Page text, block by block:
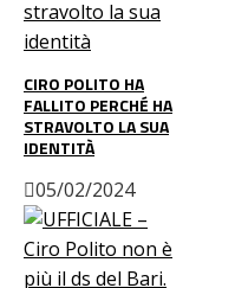
CIRO POLITO HA
FALLITO PERCHÉ HA
STRAVOLTO LA SUA
IDENTITÀ
05/02/2024